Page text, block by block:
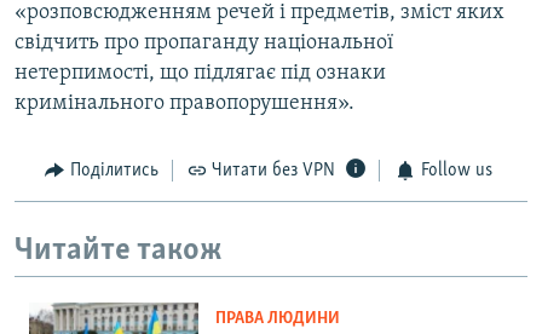
«розповсюдженням речей і предметів, зміст яких
свідчить про пропаганду національної
нетерпимості, що підлягає під ознаки
кримінального правопорушення».
Поділитись Читати без VPN Follow us
Читайте також
ПРАВА ЛЮДИНИ